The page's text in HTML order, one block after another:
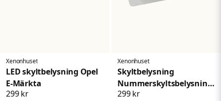
Xenonhuset
LED skyltbelysning Opel
E-Märkta
299 kr
Xenonhuset
Skyltbelysning
Nummerskyltsbelysning
Opel Astra/Calibra
299 kr